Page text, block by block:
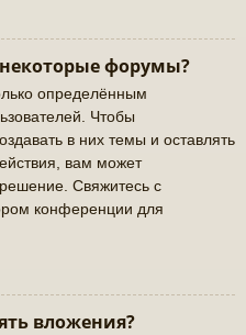
форумы?
определённым
Чтобы
в них темы и оставлять
вам может
Свяжитесь с
конференции для
вложения?